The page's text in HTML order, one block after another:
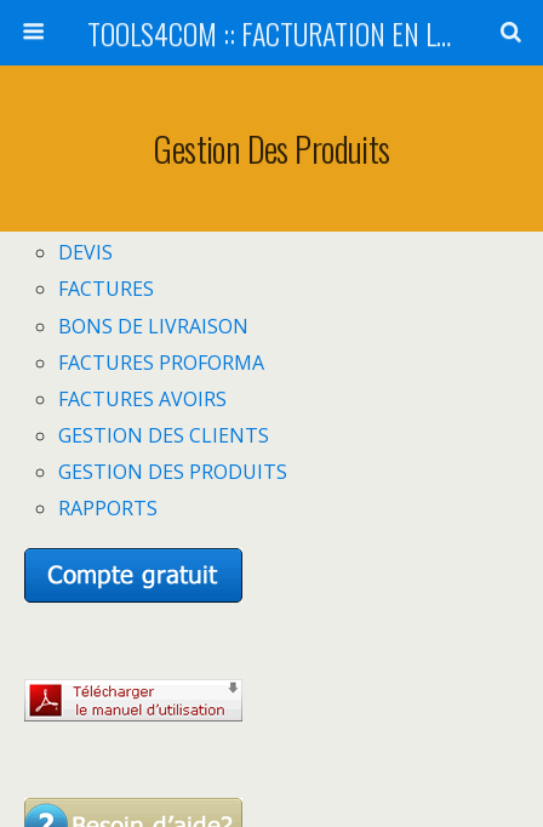
TOOLS4COM :: FACTURATION EN LIGNE - SaaS
Gestion Des Produits
DEVIS
FACTURES
BONS DE LIVRAISON
FACTURES PROFORMA
FACTURES AVOIRS
GESTION DES CLIENTS
GESTION DES PRODUITS
RAPPORTS